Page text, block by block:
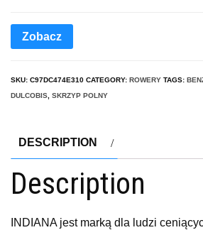
Zobacz
SKU: C97DC474E310 CATEGORY: ROWERY TAGS:
DULCOBIS, SKRZYP POLNY
DESCRIPTION
Description
INDIANA jest marką dla ludzi